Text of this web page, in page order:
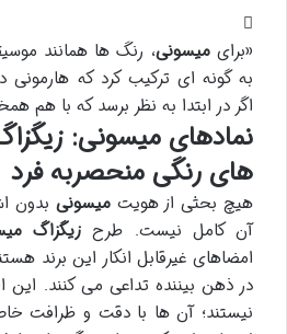
«برایمیسونی، رنگ ها همانند
به گونه ای ترکیب کرد که هارمونی
اگر در ابتدا به نظر برسد که با هم
نمادهای میسونی:
های رنگی منحصربه فرد
هیچ بحثی از هویتمیسونی بدون
آن کامل نیست. طرح زیگزاگ
امضاهای غیرقابل انکار این برند
در ذهن بیننده تداعی می کنند. این
نیستند؛ آن ها با دقت و ظرافت